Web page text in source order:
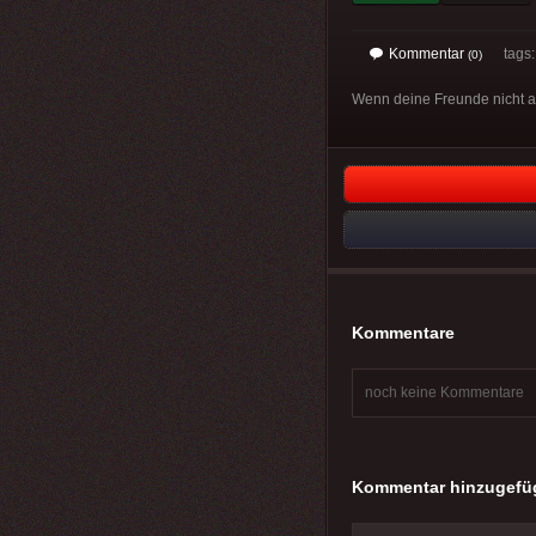
Kommentar (0)
Wenn deine Freunde nicht
Kommentare
noch keine Kommentare
Kommentar